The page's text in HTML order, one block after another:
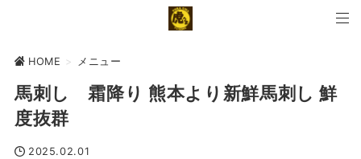
HOME > メニュー
馬刺し 霜降り 熊本より新鮮馬刺し 鮮
度抜群
2025.02.01